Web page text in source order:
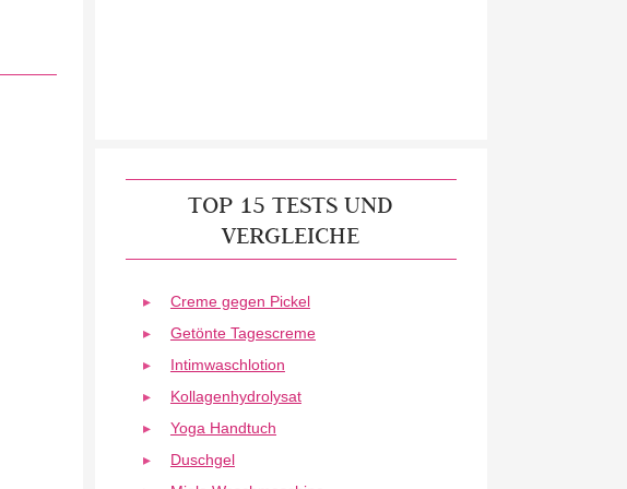
TOP 15 TESTS UND
VERGLEICHE
Creme gegen Pickel
Getönte Tagescreme
Intimwaschlotion
Kollagenhydrolysat
Yoga Handtuch
Duschgel